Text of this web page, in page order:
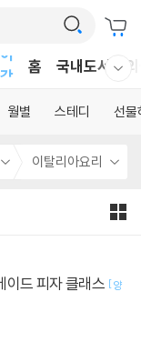
홈 국내도서
월별 스테디 선물
이탈리아요리
이드 피자 클래스 [양